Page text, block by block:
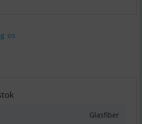
os
Glasfiber